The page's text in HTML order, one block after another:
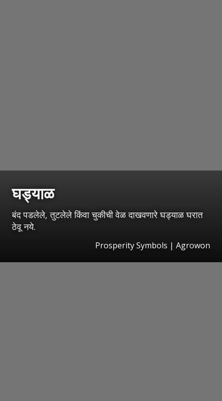
घड्याळ
बंद पडलेले, तुटलेले किंवा चुकीची वेळ दाखवणारे घड्याळ घरात
ठेवू नये.
Prosperity Symbols | Agrowon